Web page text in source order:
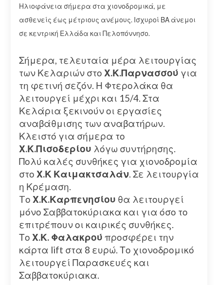
Ηλιοφάνεια σήμερα στα χιονοδρομικά, με
ασθενείς έως μέτριους ανέμους. Ισχυροί ΒΑ άνεμοι
σε κεντρική Ελλάδα και Πελοπόννησο.
Σήμερα, τελευταία μέρα λειτουργίας
των Κελαριών στο Χ.Κ.Παρνασσού για
τη φετινή σεζόν. Η Φτερολάκα θα
λειτουργεί μέχρι και 15/4. Στα
Κελάρια ξεκινούν οι εργασίες
αναβάθμισης των αναβατήρων.
Κλειστό για σήμερα το
Χ.Κ.Πισοδερίου λόγω συντήρησης.
Πολύ καλές συνθήκες για χιονοδρομία
στο Χ.Κ Καιμακτσαλάν. Σε λειτουργία
η Κρέμαση.
Tο Χ.Κ.Καρπενησίου θα λειτουργεί
μόνο Σαββατοκύριακα και για όσο το
επιτρέπουν οι καιρικές συνθήκες.
Το Χ.Κ. Φαλακρού προσφέρει την
κάρτα lift στα 8 ευρώ. Το χιονοδρομικό
λειτουργεί Παρασκευές και
Σαββατοκύριακα.